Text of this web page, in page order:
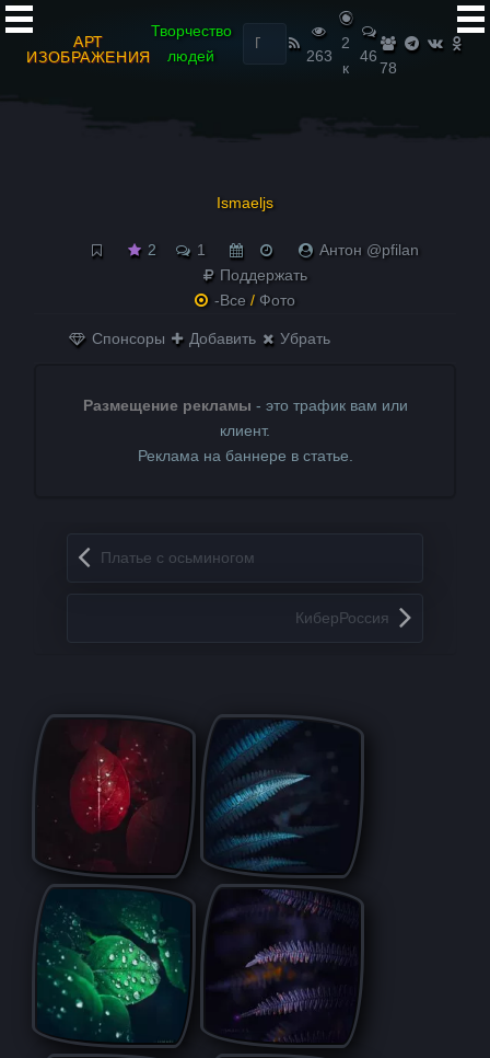
АРТ
ИЗОБРАЖЕНИЯ
Творчество
людей
Найти:
263
2
к
46
78
Ismaeljs
2 1
Антон @pfilan
Поддержать
-Все / Фото
Спонсоры Добавить Убрать
Размещение рекламы - это трафик вам или
клиент.
Реклама на баннере в статье.
Запись навигация
Платье с осьминогом
КиберРоссия